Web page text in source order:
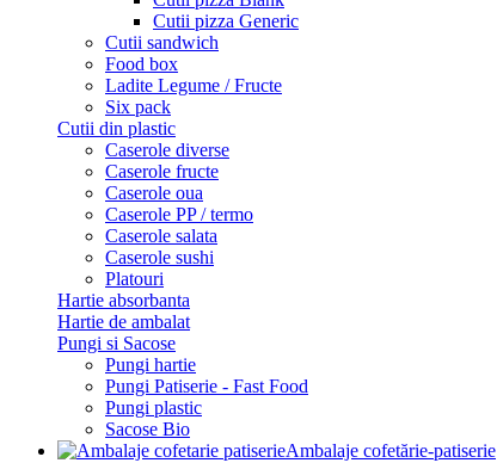
Cutii pizza Generic
Cutii sandwich
Food box
Ladite Legume / Fructe
Six pack
Cutii din plastic
Caserole diverse
Caserole fructe
Caserole oua
Caserole PP / termo
Caserole salata
Caserole sushi
Platouri
Hartie absorbanta
Hartie de ambalat
Pungi si Sacose
Pungi hartie
Pungi Patiserie - Fast Food
Pungi plastic
Sacose Bio
Ambalaje cofetărie-patiserie